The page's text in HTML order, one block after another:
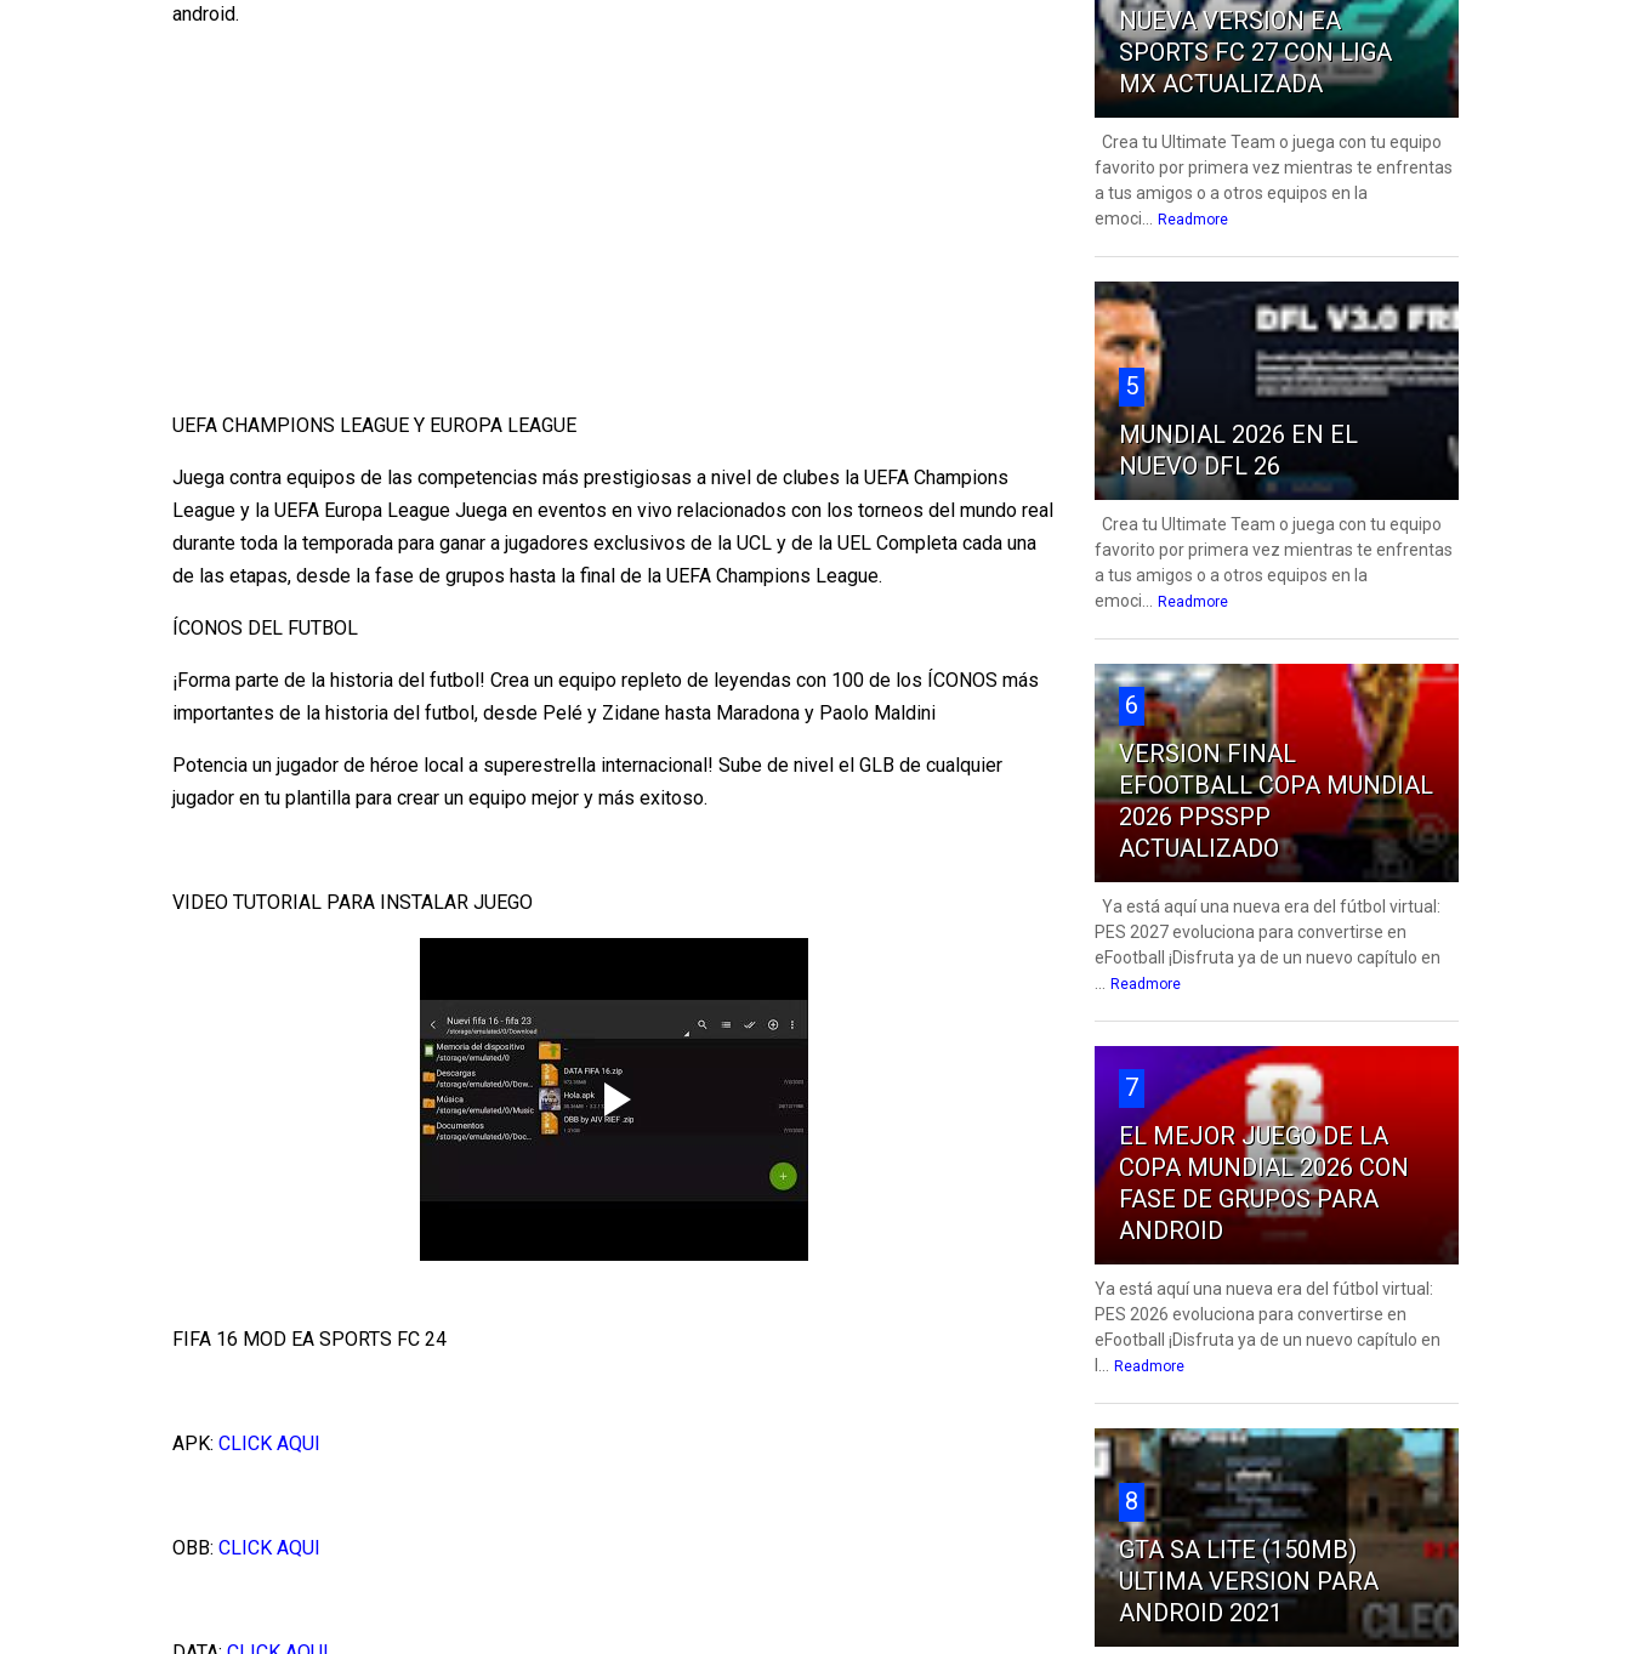
android.
UEFA CHAMPIONS LEAGUE Y EUROPA LEAGUE
Juega contra equipos de las competencias más prestigiosas a nivel de clubes la UEFA Champions
League y la UEFA Europa League Juega en eventos en vivo relacionados con los torneos del mundo real
durante toda la temporada para ganar a jugadores exclusivos de la UCL y de la UEL Completa cada una
de las etapas, desde la fase de grupos hasta la final de la UEFA Champions League.
ÍCONOS DEL FUTBOL
¡Forma parte de la historia del futbol! Crea un equipo repleto de leyendas con 100 de los ÍCONOS más
importantes de la historia del futbol, desde Pelé y Zidane hasta Maradona y Paolo Maldini
Potencia un jugador de héroe local a superestrella internacional! Sube de nivel el GLB de cualquier
jugador en tu plantilla para crear un equipo mejor y más exitoso.
VIDEO TUTORIAL PARA INSTALAR JUEGO
FIFA 16 MOD EA SPORTS FC 24
APK: CLICK AQUI
OBB: CLICK AQUI
NUEVA VERSION EA
SPORTS FC 27 CON LIGA
MX ACTUALIZADA
Crea tu Ultimate Team o juega con tu equipo
favorito por primera vez mientras te enfrentas
a tus amigos o a otros equipos en la
emoci...
Readmore
5
MUNDIAL 2026 EN EL
NUEVO DFL 26
Crea tu Ultimate Team o juega con tu equipo
favorito por primera vez mientras te enfrentas
a tus amigos o a otros equipos en la
emoci...
Readmore
6
VERSION FINAL
EFOOTBALL COPA MUNDIAL
2026 PPSSPP
ACTUALIZADO
Ya está aquí una nueva era del fútbol virtual:
PES 2027 evoluciona para convertirse en
eFootball ¡Disfruta ya de un nuevo capítulo en
Readmore
7
EL MEJOR JUEGO DE LA
COPA MUNDIAL 2026 CON
FASE DE GRUPOS PARA
ANDROID
Ya está aquí una nueva era del fútbol virtual:
PES 2026 evoluciona para convertirse en
eFootball ¡Disfruta ya de un nuevo capítulo en
Readmore
8
GTA SA LITE (150MB)
ULTIMA VERSION PARA
ANDROID 2021